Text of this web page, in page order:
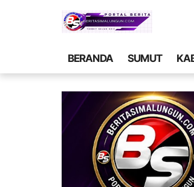
BERANDA SUMUT